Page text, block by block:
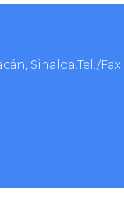
Sinaloa.Tel./Fax